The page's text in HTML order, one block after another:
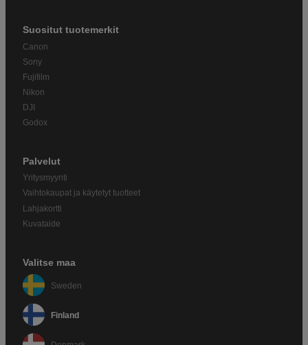
Suositut tuotemerkit
Canon
Sony
Fujifilm
Nikon
DJI
Godox
Palvelut
Yritysmyynti
Vaihtokaupat ja käytetyt tuotteet
Lahjakortti
Kuvataide
Valitse maa
Sweden
Finland